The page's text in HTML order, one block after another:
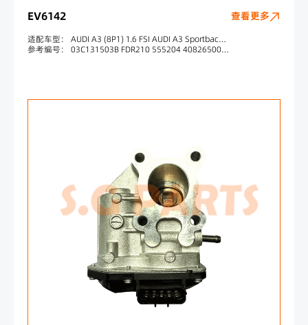
EV6142
适配车型： AUDI A3 (8P1) 1.6 FSI AUDI A3 Sportback (8PA) 1.6 FSI SKODA OCTAVIA (1Z3) 1.6 FSI SKODA OCTAVIA Combi (1Z5) 1.6 FSI VW POLO (9N_) 1.4 FSI VW TOURAN (1T1, 1T2) 1.6 FSI VW GOLF V (1K1) 1.6 FSI VW GOLF V (1K1) 1.4 FSI VW GOLF PLUS (5M1, 521) 1.6 FSI VW GOLF
参考编号： 03C131503B FDR210 555204 408265001005 88114 7518114 A2C53025941 408265001005Z
查看更多